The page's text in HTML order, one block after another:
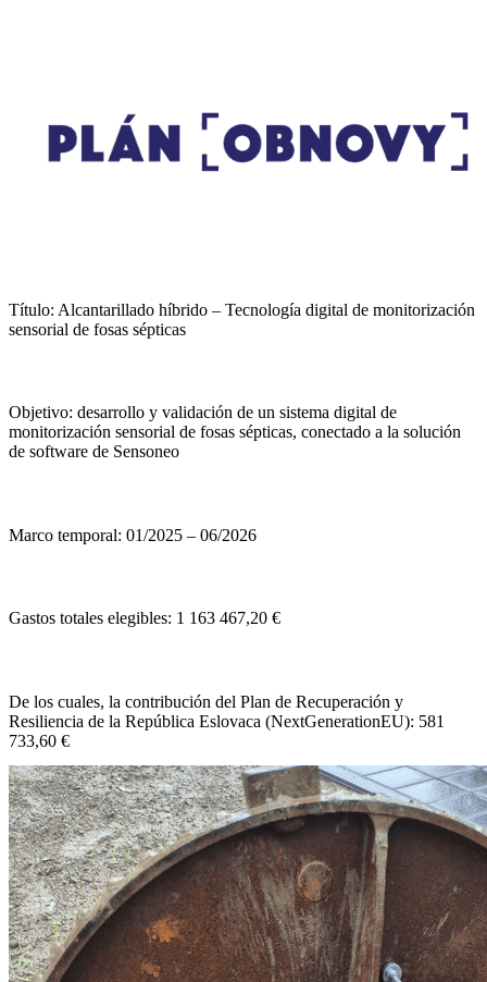
Título: Alcantarillado híbrido – Tecnología digital de monitorización
sensorial de fosas sépticas
Objetivo: desarrollo y validación de un sistema digital de
monitorización sensorial de fosas sépticas, conectado a la solución
de software de Sensoneo
Marco temporal: 01/2025 – 06/2026
Gastos totales elegibles: 1 163 467,20 €
De los cuales, la contribución del Plan de Recuperación y
Resiliencia de la República Eslovaca (NextGenerationEU): 581
733,60 €